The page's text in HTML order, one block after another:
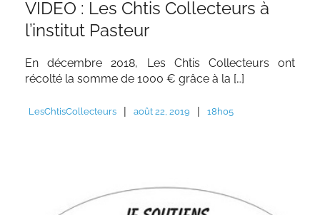
VIDEO : Les Chtis Collecteurs à
l’institut Pasteur
En décembre 2018, Les Chtis Collecteurs ont
récolté la somme de 1000 € grâce à la […]
LesChtisCollecteurs | août 22, 2019 | 18h05